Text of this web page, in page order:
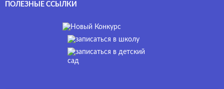
ПОЛЕЗНЫЕ ССЫЛКИ